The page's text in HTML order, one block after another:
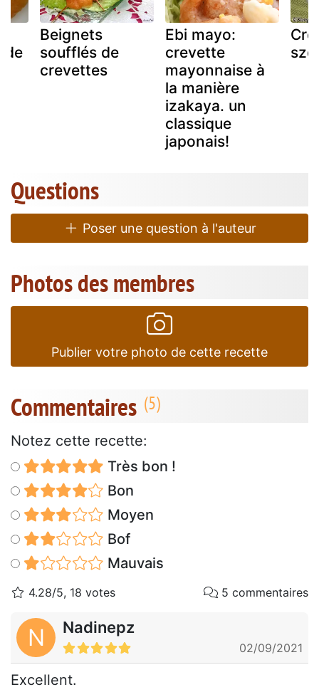
de
Beignets
soufflés de
crevettes
Ebi mayo:
crevette
mayonnaise à
la manière
izakaya. un
classique
japonais!
Questions
Poser une question à l'auteur
Photos des membres
Publier votre photo de cette recette
Commentaires
Notez cette recette:
Très bon !
Bon
Moyen
Bof
Mauvais
4.28/5, 18 votes 5 commentaires
N Nadinepz
02/09/2021
Excellent.